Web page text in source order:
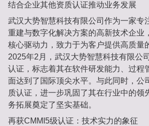
结合企业其他资质认证推动业务发展
武汉大势智慧科技有限公司作为一家专
重建与数字化解决方案的高新技术企业
核心驱动力，致力于为客户提供高质量
2025年2月，武汉大势智慧科技有限公
认证，标志着其在软件研发能力、过程
面达到了国际顶尖水平。与此同时，公
质认证，进一步巩固了其在行业中的领
务拓展奠定了坚实基础。
再获CMMI5级认证：技术实力的象征